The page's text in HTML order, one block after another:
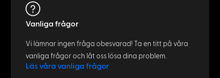
Vanliga frågor
Vi lämnar ingen fråga obesvarad! Ta en titt på våra
vanliga frågor och låt oss lösa dina problem.
Läs våra vanliga frågor